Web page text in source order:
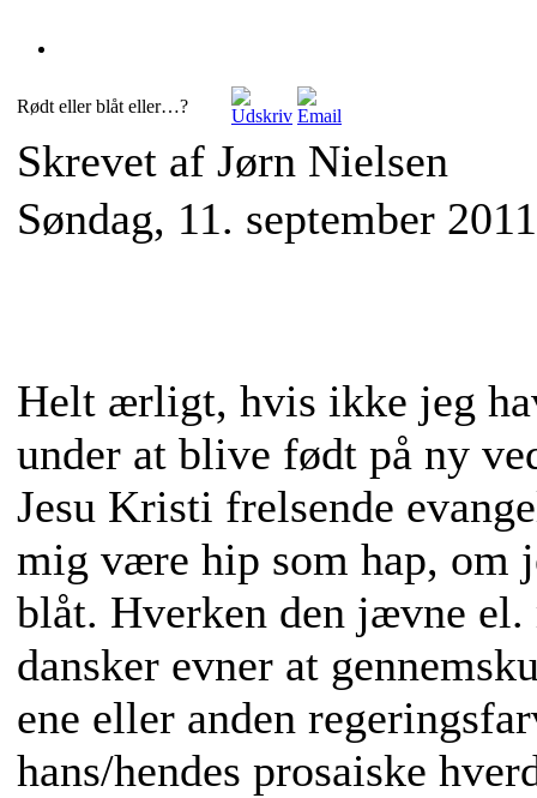
Rødt eller blåt eller…?
Skrevet af Jørn Nielsen
Søndag, 11. september
Helt ærligt, hvis ikke jeg
under at blive født på ny
Jesu Kristi frelsende
mig være hip som hap, om
blåt. Hverken den jævne el.
dansker evner at
ene eller anden
hans/hendes prosaiske